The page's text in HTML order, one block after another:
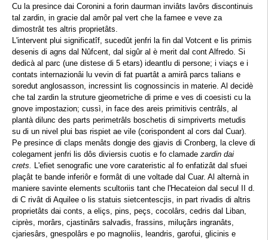
Cu la presince dai Coronini a forin daurman inviâts lavôrs discontinuis
tal zardin, in gracie dal amôr pal vert che la famee e veve za
dimostrât tes altris proprietâts.
L'intervent plui significatîf, sucedût jenfri la fin dal Votcent e lis primis
desenis di agns dal Nûfcent, dal sigûr al è merit dal cont Alfredo. Si
dedicà al parc (une distese di 5 etars) ideantlu di persone; i viaçs e i
contats internazionâi lu vevin di fat puartât a amirâ parcs talians e
soredut anglosasson, incressint lis cognossincis in materie. Al decidè
che tal zardin la struture gjeometriche di prime e ves di coesisti cu la
gnove impostazion; cussì, in face des areis primitivis centrâls, al
plantà dilunc des parts perimetrâls boschetis di simpriverts metudis
su di un nivel plui bas rispiet ae vile (corispondent al cors dal Cuar).
Pe presince di claps menâts dongje des gjavis di Cronberg, la cleve di
colegament jenfri lis dôs diviersis cuotis e fo clamade zardin dai
crets. L'efiet senografic une vore carateristic al fo enfatizât dal sfuei
plaçât te bande inferiôr e formât di une voltade dal Cuar. Al alternà in
maniere savinte elements scultoriis tant che l'Hecateion dal secul II d.
di C rivât di Aquilee o lis statuis sietcentescjis, in part rivadis di altris
proprietâts dai conts, a eliçs, pins, peçs, cocolârs, cedris dal Liban,
ciprès, morârs, cjastinârs salvadis, frassins, miluçârs ingranâts,
cjariesârs, gnespolârs e po magnoliis, leandris, garofui, glicinis e